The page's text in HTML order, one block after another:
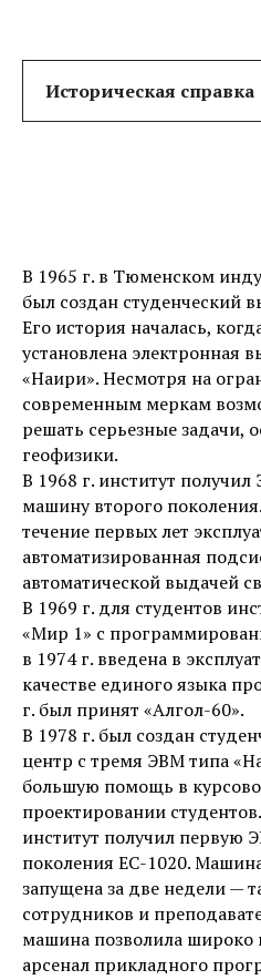
В 1965 г. в Тюменском
был создан студенческий
Его история началась,
установлена электронная
«Наири». Несмотря на
современным меркам
решать серьезные задачи,
геофизики.
В 1968 г. институт
машину второго
течение первых лет
автоматизированная
автоматической выдачей
В 1969 г. для студентов
«Мир 1» с
в 1974 г. введена в
качестве единого языка
г. был принят «Алгол-60».
В 1978 г. был создан
центр с тремя ЭВМ типа
большую помощь в
проектировании
институт получил первую
поколения ЕС-1020.
запущена за две недели —
сотрудников и
машина позволила широко
арсенал прикладного